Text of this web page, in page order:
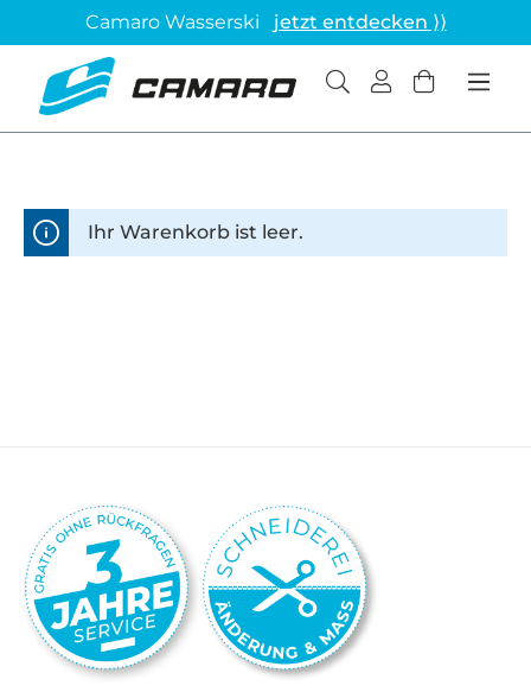
Camaro Wasserski jetzt entdecken ⟩⟩
Ihr Warenkorb ist leer.